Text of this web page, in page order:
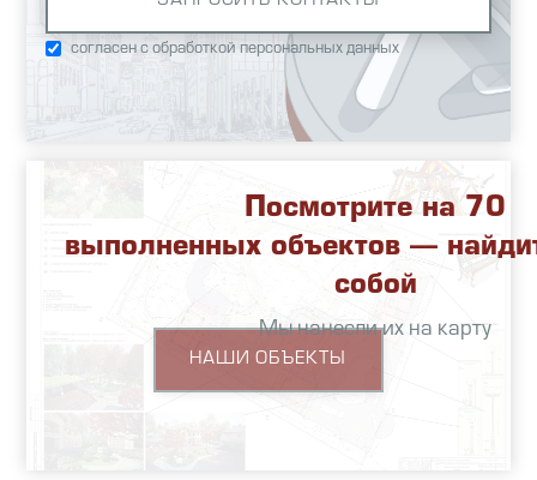
работы производились путем
снятия верхнего слоя
асфальтобетона фрезой с
погрузкой в самосвалы и
укладкой нового покрытия
асфальтоукладчиком.
согласен с обработкой персональных данных
Посмотрите на 70
выполненных объектов —
собой
Мы нанесли их на карту
НАШИ ОБЪЕКТЫ